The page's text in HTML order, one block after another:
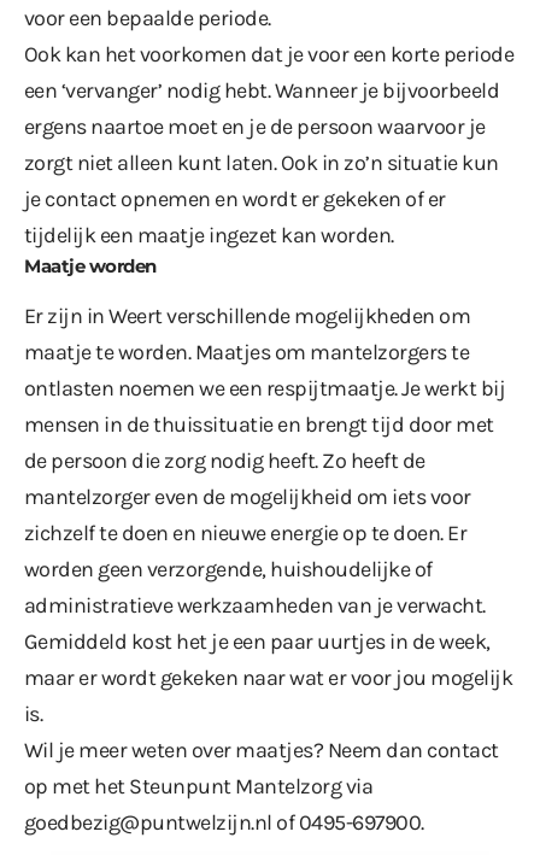
voor een bepaalde periode.
Ook kan het voorkomen dat je voor een korte periode
een ‘vervanger’ nodig hebt. Wanneer je bijvoorbeeld
ergens naartoe moet en je de persoon waarvoor je
zorgt niet alleen kunt laten. Ook in zo’n situatie kun
je contact opnemen en wordt er gekeken of er
tijdelijk een maatje ingezet kan worden.
Maatje worden
Er zijn in Weert verschillende mogelijkheden om
maatje te worden. Maatjes om mantelzorgers te
ontlasten noemen we een respijtmaatje. Je werkt bij
mensen in de thuissituatie en brengt tijd door met
de persoon die zorg nodig heeft. Zo heeft de
mantelzorger even de mogelijkheid om iets voor
zichzelf te doen en nieuwe energie op te doen. Er
worden geen verzorgende, huishoudelijke of
administratieve werkzaamheden van je verwacht.
Gemiddeld kost het je een paar uurtjes in de week,
maar er wordt gekeken naar wat er voor jou mogelijk
is.
Wil je meer weten over maatjes? Neem dan contact
op met het Steunpunt Mantelzorg via
goedbezig@puntwelzijn.nl of 0495-697900.